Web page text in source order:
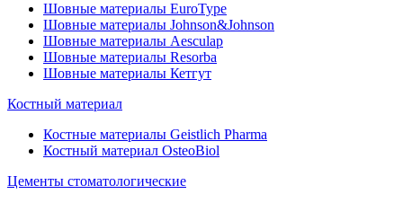
Шовные материалы EuroType
Шовные материалы Johnson&Johnson
Шовные материалы Aesculap
Шовные материалы Resorba
Шовные материалы Кетгут
Костный материал
Костные материалы Geistlich Pharma
Костный материал OsteoBiol
Цементы стоматологические